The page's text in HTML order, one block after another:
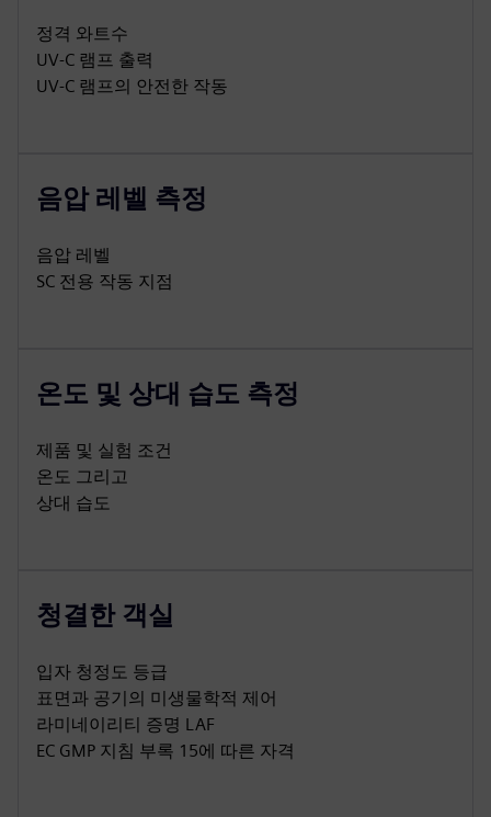
정격 와트수
UV-C 램프 출력
UV-C 램프의 안전한 작동
음압 레벨 측정
음압 레벨
SC 전용 작동 지점
온도 및 상대 습도 측정
제품 및 실험 조건
온도 그리고
상대 습도
청결한 객실
입자 청정도 등급
표면과 공기의 미생물학적 제어
라미네이리티 증명 LAF
EC GMP 지침 부록 15에 따른 자격